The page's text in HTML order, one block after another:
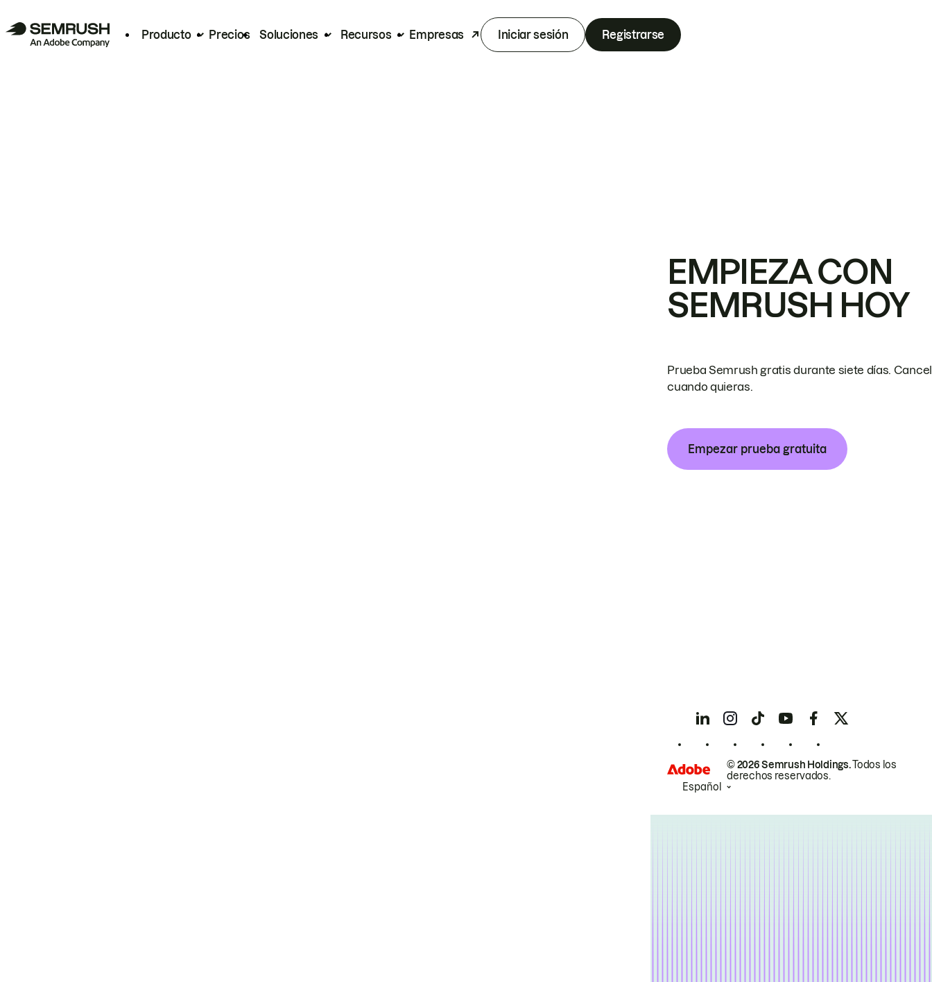
Producto Precios Soluciones Recursos Empresas Iniciar sesión Registrarse
EMPIEZA CON
SEMRUSH HOY
Prueba Semrush gratis durante siete días.
cuando quieras.
Empezar prueba gratuita
© 2026 Semrush Holdings.Todos los
derechos reservados.
Español